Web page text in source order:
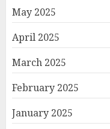
May 2025
April 2025
March 2025
February 2025
January 2025